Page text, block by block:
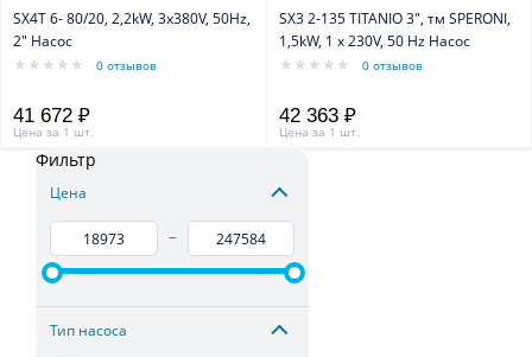
SX4T 6- 80/20, 2,2kW, 3x380V, 50Hz,
2" Насос
0 отзывов
41 672 ₽
Цена за 1 шт.
SX3 2-135 TITANIO 3", тм SPERONI,
1,5kW, 1 х 230V, 50 Hz Насос
0 отзывов
42 363 ₽
Цена за 1 шт.
Фильтр
Цена
–
Тип насоса